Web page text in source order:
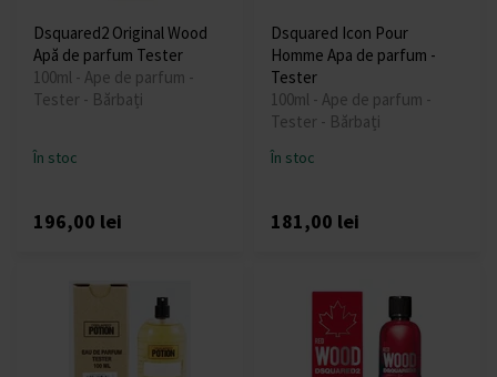
Dsquared2 Original Wood
Apă de parfum Tester
100ml - Ape de parfum -
Tester - Bărbați
În stoc
196,00 lei
Dsquared Icon Pour
Homme Apa de parfum -
Tester
100ml - Ape de parfum -
Tester - Bărbați
În stoc
181,00 lei